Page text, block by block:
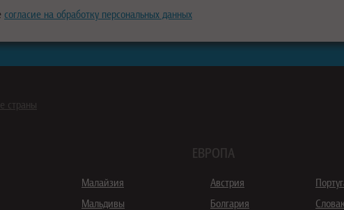
согласие на обработку персональных данных
страны
Малайзия
Мальдивы
ЕВРОПА
Австрия
Болгария